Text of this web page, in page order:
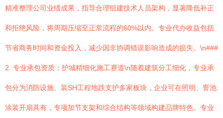
精准整理公司业绩成果，指导合理组建技术人员架构，显著降低补正
和拒绝风险，将周期压缩至正常流程的60%以内。专业代办收益包括
节省商务时间和资金投入，减少因非协调错误影响造成的损失。\n###
2. 专业承包资质：护城精细化施工赛道\n随着建筑分工细化，专业承
包分为消防设施、装SH工程地跌支护多家板块，企业可在照明、窨池
涂装开扇具有，专项加节支架和综合结构等领域构建品牌特色。专业